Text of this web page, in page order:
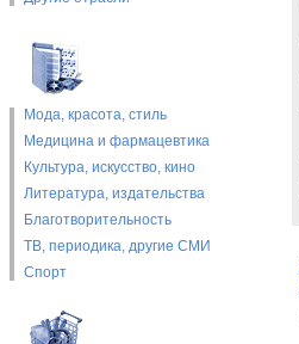
Мода, красота, стиль
Медицина и фармацевтика
Культура, искусство, кино
Литература, издательства
Благотворительность
ТВ, периодика, другие СМИ
Спорт